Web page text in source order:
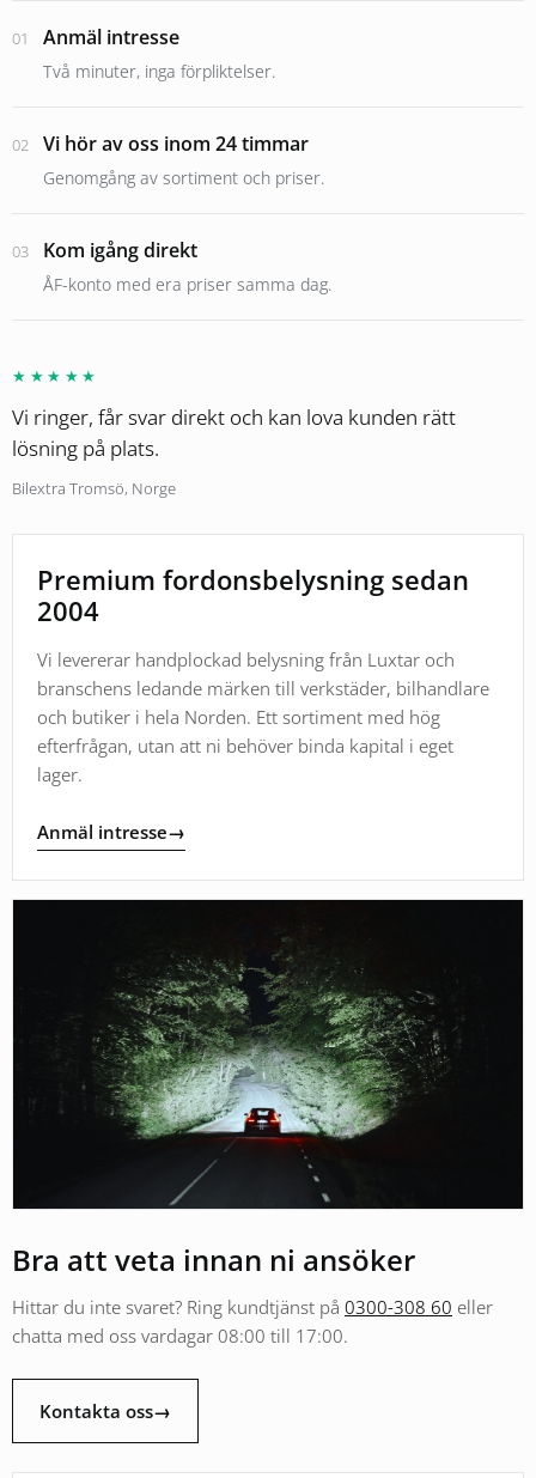
01 Anmäl intresse
Två minuter, inga förpliktelser.
02 Vi hör av oss inom 24 timmar
Genomgång av sortiment och priser.
03 Kom igång direkt
ÅF-konto med era priser samma dag.
★★★★★
Vi ringer, får svar direkt och kan lova kunden rätt
lösning på plats.
Bilextra Tromsö, Norge
Premium fordonsbelysning sedan
2004
Vi levererar handplockad belysning från Luxtar och
branschens ledande märken till verkstäder, bilhandlare
och butiker i hela Norden. Ett sortiment med hög
efterfrågan, utan att ni behöver binda kapital i eget
lager.
Anmäl intresse→
Bra att veta innan ni ansöker
Hittar du inte svaret? Ring kundtjänst på 0300-308 60 eller
chatta med oss vardagar 08:00 till 17:00.
Kontakta oss→